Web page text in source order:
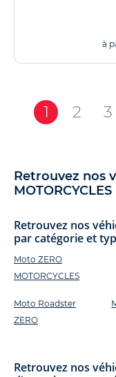
à
1 2 3
Retrouvez nos
Retrouvez nos
par catégorie et
Moto ZERO
MOTORCYCLES
Moto Roadster
ZERO
Retrouvez nos